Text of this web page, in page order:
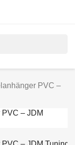
PVC –